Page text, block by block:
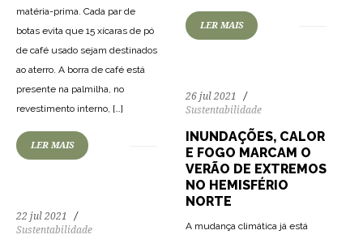
matéria-prima. Cada par de
botas evita que 15 xícaras de pó
de café usado sejam destinados
ao aterro. A borra de café está
presente na palmilha, no
revestimento interno, […]
LER MAIS
LER MAIS
26 jul 2021
Sustentabilidade
INUNDAÇÕES, CALOR
E FOGO MARCAM O
VERÃO DE EXTREMOS
NO HEMISFÉRIO
NORTE
A mudança climática já está
22 jul 2021
Sustentabilidade